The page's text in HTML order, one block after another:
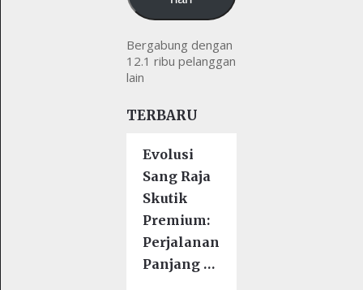
Bergabung dengan
12.1 ribu pelanggan
lain
TERBARU
Evolusi
Sang Raja
Skutik
Premium:
Perjalanan
Panjang …